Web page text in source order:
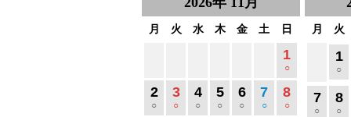
月 火 水 木 金 土 日
1
○
2
○
3
○
4
○
5
○
6
○
7
○
8
○
月 火
1
○
7
○
8
○